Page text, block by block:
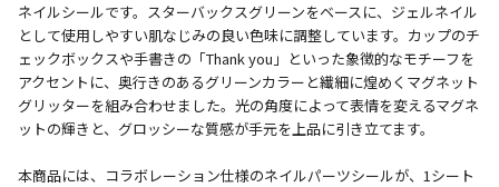
ネイルシールです。スターバックスグリーンをベースに、ジェルネイル
として使用しやすい肌なじみの良い色味に調整しています。カップのチ
ェックボックスや手書きの「Thank you」といった象徴的なモチーフを
アクセントに、奥行きのあるグリーンカラーと繊細に煌めくマグネット
グリッターを組み合わせました。光の角度によって表情を変えるマグネ
ットの輝きと、グロッシーな質感が手元を上品に引き立てます。
本商品には、コラボレーション仕様のネイルパーツシールが、1シート